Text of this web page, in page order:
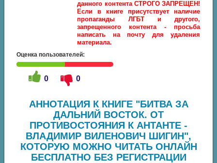
данного контента СТРОГО ЗАПРЕЩЕН!
Если в книге присутствует наличие
пропаганды ЛГБТ и другого,
запрещенного контента - просьба
написать на почту для удаления
материала.
Оценка пользователей:
0 0
АННОТАЦИЯ К КНИГЕ "БИТВА ЗА
ДАЛЬНИЙ ВОСТОК. ОТ
ПРОТИВОСТОЯНИЯ К АНТАНТЕ -
ВЛАДИМИР ВИЛЕНОВИЧ ШИГИН",
КОТОРУЮ МОЖНО ЧИТАТЬ ОНЛАЙН
БЕСПЛАТНО БЕЗ РЕГИСТРАЦИИ